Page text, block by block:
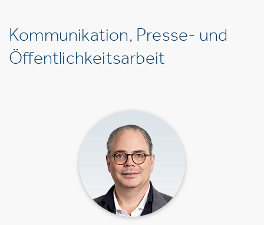
Kommunikation, Presse- und
Öffentlichkeitsarbeit